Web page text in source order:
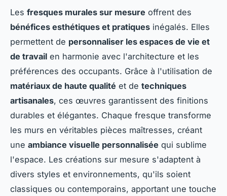
Les fresques murales sur mesure offrent des
bénéfices esthétiques et pratiques inégalés. Elles
permettent de personnaliser les espaces de vie et
de travail en harmonie avec l'architecture et les
préférences des occupants. Grâce à l'utilisation de
matériaux de haute qualité et de techniques
artisanales, ces œuvres garantissent des finitions
durables et élégantes. Chaque fresque transforme
les murs en véritables pièces maîtresses, créant
une ambiance visuelle personnalisée qui sublime
l'espace. Les créations sur mesure s'adaptent à
divers styles et environnements, qu'ils soient
classiques ou contemporains, apportant une touche